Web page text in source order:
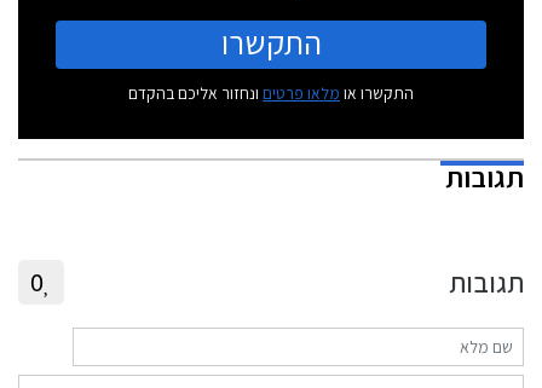
התקשרו
התקשרו או מלאו פרטים ונחזור אליכם בהקדם
תגובות
תגובות 0